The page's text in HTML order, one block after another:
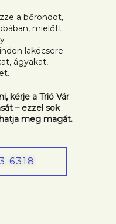
a bőröndöt,
mielőtt
lakócsere
ágyakat,
kérje a Trió Vár
– ezzel sok
meg magát.
6318